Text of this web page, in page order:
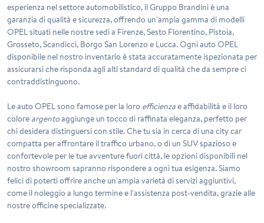
esperienza nel settore automobilistico, il Gruppo Brandini è una
garanzia di qualità e sicurezza, offrendo un'ampia gamma di modelli
OPEL situati nelle nostre sedi a Firenze, Sesto Fiorentino, Pistoia,
Grosseto, Scandicci, Borgo San Lorenzo e Lucca. Ogni auto OPEL
disponibile nel nostro inventario è stata accuratamente ispezionata per
assicurarsi che risponda agli alti standard di qualità che da sempre ci
contraddistinguono.
Le autoOPELsono famose per la loro efficienzae affidabilità e il loro
colore argentoaggiunge un tocco di raffinata eleganza, perfetto per
chi desidera distinguersi con stile. Che tu sia in cerca di una city car
compatta per affrontare il traffico urbano, o di un SUV spazioso e
confortevole per le tue avventure fuori città, le opzioni disponibili nel
nostro showroom sapranno rispondere a ogni tua esigenza. Siamo
felici di poterti offrire anche un'ampia varietà di servizi aggiuntivi,
come il noleggio a lungo termine e l'assistenza post-vendita, grazie alle
nostre officine specializzate.